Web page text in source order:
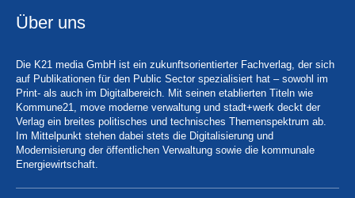
Über uns
Die K21 media GmbH ist ein zukunftsorientierter Fachverlag, der sich
auf Publikationen für den Public Sector spezialisiert hat – sowohl im
Print- als auch im Digitalbereich. Mit seinen etablierten Titeln wie
Kommune21, move moderne verwaltung und stadt+werk deckt der
Verlag ein breites politisches und technisches Themenspektrum ab.
Im Mittelpunkt stehen dabei stets die Digitalisierung und
Modernisierung der öffentlichen Verwaltung sowie die kommunale
Energiewirtschaft.